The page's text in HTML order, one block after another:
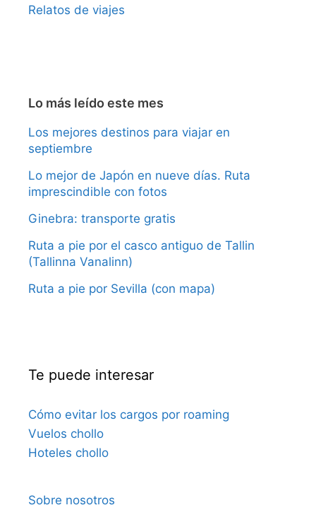
Relatos de viajes
Lo más leído este mes
Los mejores destinos para viajar en
septiembre
Lo mejor de Japón en nueve días. Ruta
imprescindible con fotos
Ginebra: transporte gratis
Ruta a pie por el casco antiguo de Tallin
(Tallinna Vanalinn)
Ruta a pie por Sevilla (con mapa)
Te puede interesar
Cómo evitar los cargos por roaming
Vuelos chollo
Hoteles chollo
Sobre nosotros